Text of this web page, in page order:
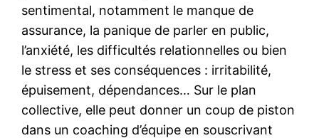
sentimental, notamment le manque de
assurance, la panique de parler en public,
l’anxiété, les difficultés relationnelles ou bien
le stress et ses conséquences : irritabilité,
épuisement, dépendances… Sur le plan
collective, elle peut donner un coup de piston
dans un coaching d’équipe en souscrivant